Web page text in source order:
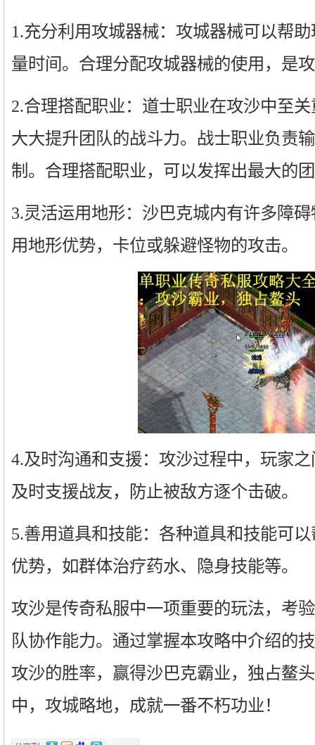
1.充分利用攻城器械：攻城器械可以帮
量时间。合理分配攻城器械的使用，是
2.合理搭配职业：道士职业在攻沙中至
大大提升团队的战斗力。战士职业负责
制。合理搭配职业，可以发挥出最大的
3.灵活运用地形：沙巴克城内有许多障
用地形优势，卡位或躲避怪物的攻击。
4.及时沟通和支援：攻沙过程中，玩家
及时支援战友，防止被敌方逐个击破。
5.善用道具和技能：各种道具和技能可
优势，如群体治疗药水、隐身技能等。
攻沙是传奇私服中一项重要的玩法，考
队协作能力。通过掌握本攻略中介绍的
攻沙的胜率，赢得沙巴克霸业，独占鳌
中，攻城略地，成就一番不朽功业！